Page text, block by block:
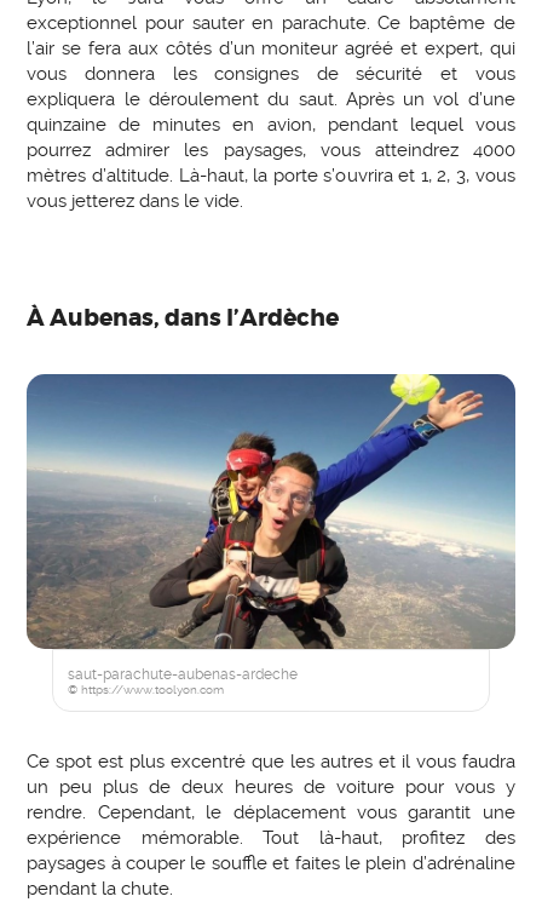
exceptionnel pour sauter en parachute. Ce baptême de
l’air se fera aux côtés d’un moniteur agréé et expert, qui
vous donnera les consignes de sécurité et vous
expliquera le déroulement du saut. Après un vol d’une
quinzaine de minutes en avion, pendant lequel vous
pourrez admirer les paysages, vous atteindrez 4000
mètres d’altitude. Là-haut, la porte s’ouvrira et 1, 2, 3, vous
vous jetterez dans le vide.
À Aubenas, dans l’Ardèche
saut-parachute-aubenas-ardeche
© https://www.toolyon.com
Ce spot est plus excentré que les autres et il vous faudra
un peu plus de deux heures de voiture pour vous y
rendre. Cependant, le déplacement vous garantit une
expérience mémorable. Tout là-haut, profitez des
paysages à couper le souffle et faites le plein d’adrénaline
pendant la chute.